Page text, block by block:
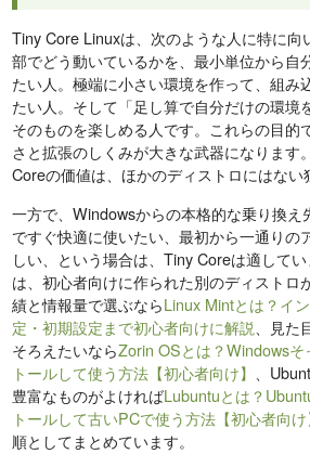
Tiny Core Linuxは、次のような人に特に向
部でどう動いているかを、最小単位から自
たい人。極端に小さい環境を作って、組み
たい人。そして「足し算で自分だけの環境
そのものを楽しめる人です。これらの目的
さと拡張のしくみが大きな武器になります
Coreの価値は、ほかのディストロにはない
一方で、Windowsからの本格的な乗り換え
ですぐ快適に使いたい、最初から一通りの
しい、という場合は、Tiny Coreは適して
は、初心者向けに作られた別のディストロ
績と情報量で選ぶならLinux Mintとは？イ
定・初期設定まで初心者向けに解説、見た
そろえたいならZorin OSとは？Windowsそ
トールして使う方法【初心者向け】 、
豊富なものがよければLubuntuとは？
トールして古いPCで使う方法【初心者向け
順としてまとめています。